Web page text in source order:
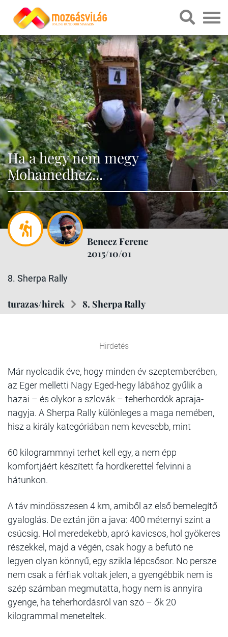
Ha a hegy nem megy
Mohamedhez...
Benecz Ferenc
2015/10/01
8. Sherpa Rally
turazas/hirek 8. Sherpa Rally
Hirdetés
Már nyolcadik éve, hogy minden év szeptemberében,
az Eger melletti Nagy Eged-hegy lábához gyűlik a
hazai – és olykor a szlovák – teherhordók apraja-
nagyja. A Sherpa Rally különleges a maga nemében,
hisz a király kategóriában nem kevesebb, mint
60 kilogrammnyi terhet kell egy, a nem épp
komfortjáért készített fa hordkerettel felvinni a
hátunkon.
A táv mindösszesen 4 km, amiből az első bemelegítő
gyaloglás. De eztán jön a java: 400 méternyi szint a
csúcsig. Hol meredekebb, apró kavicsos, hol gyökeres
részekkel, majd a végén, csak hogy a befutó ne
legyen olyan könnyű, egy szikla lépcsősor. No persze
nem csak a férfiak voltak jelen, a gyengébbik nem is
szép számban megmutatta, hogy nem is annyira
gyenge, ha teherhordásról van szó – ők 20
kilogrammal meneteltek.